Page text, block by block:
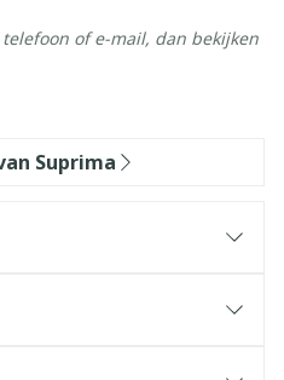
of e-mail, dan bekijken
Suprima